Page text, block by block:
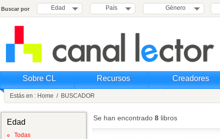
Buscar por Edad País Género
Sobre CL Recursos Creadores
Estás en : Home / BUSCADOR
Edad
Todas
Se han encontrado 8 libros